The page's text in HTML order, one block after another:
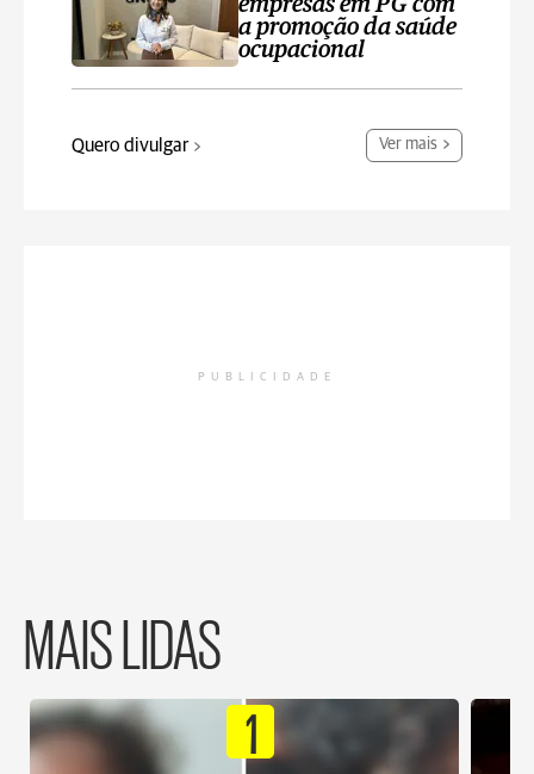
empresas em PG com
a promoção da saúde
ocupacional
Quero divulgar Ver mais
PUBLICIDADE
MAIS LIDAS
1